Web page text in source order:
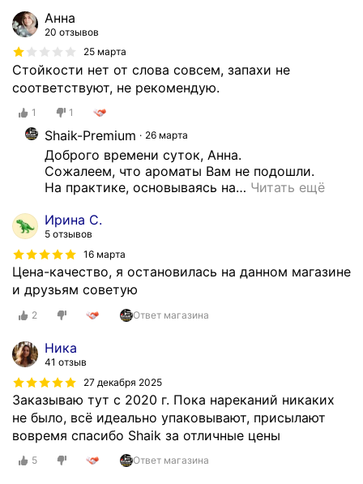
Анна
20 отзывов
25 марта
Стойкости нет от слова совсем, запахи не
соответствуют, не рекомендую.
1 1
Shaik-Premium 26 марта
Доброго времени суток, Анна.
Сожалеем, что ароматы Вам не подошли.
На практике, основываясь на… Читать ещё
Ирина С.
5 отзывов
16 марта
Цена-качество, я остановилась на данном магазине
и друзьям советую
2 Ответ магазина
Ника
41 отзыв
27 декабря 2025
Заказываю тут с 2020 г. Пока нареканий никаких
не было, всё идеально упаковывают, присылают
вовремя спасибо Shaik за отличные цены
5 Ответ магазина